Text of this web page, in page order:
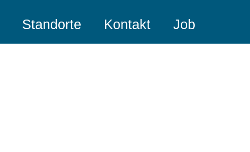
Standorte Kontakt Job